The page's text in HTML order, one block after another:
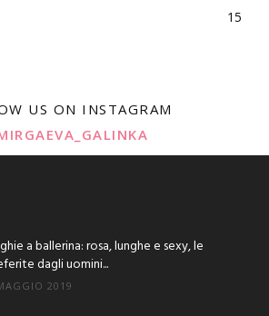
15
US ON INSTAGRAM
a ballerina: rosa, lunghe e sexy, le
dagli uomini...
2019